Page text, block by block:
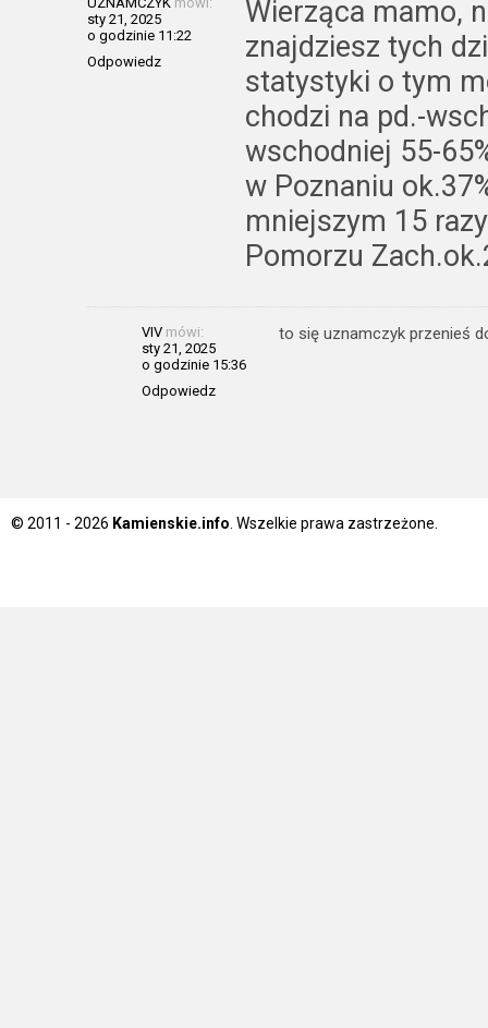
sty 21, 2025
o godzinie 11:22
Odpowiedz
Wierząca mamo,
znajdziesz tych
statystyki o tym
chodzi na pd.-
wschodniej 55-
w Poznaniu
mniejszym 15
Pomorzu
VIV mówi:
sty 21, 2025
o godzinie 15:36
Odpowiedz
to się uznamczyk przenieś
© 2011 - 2026 Kamienskie.info . Wszelkie prawa zastrzeżone.